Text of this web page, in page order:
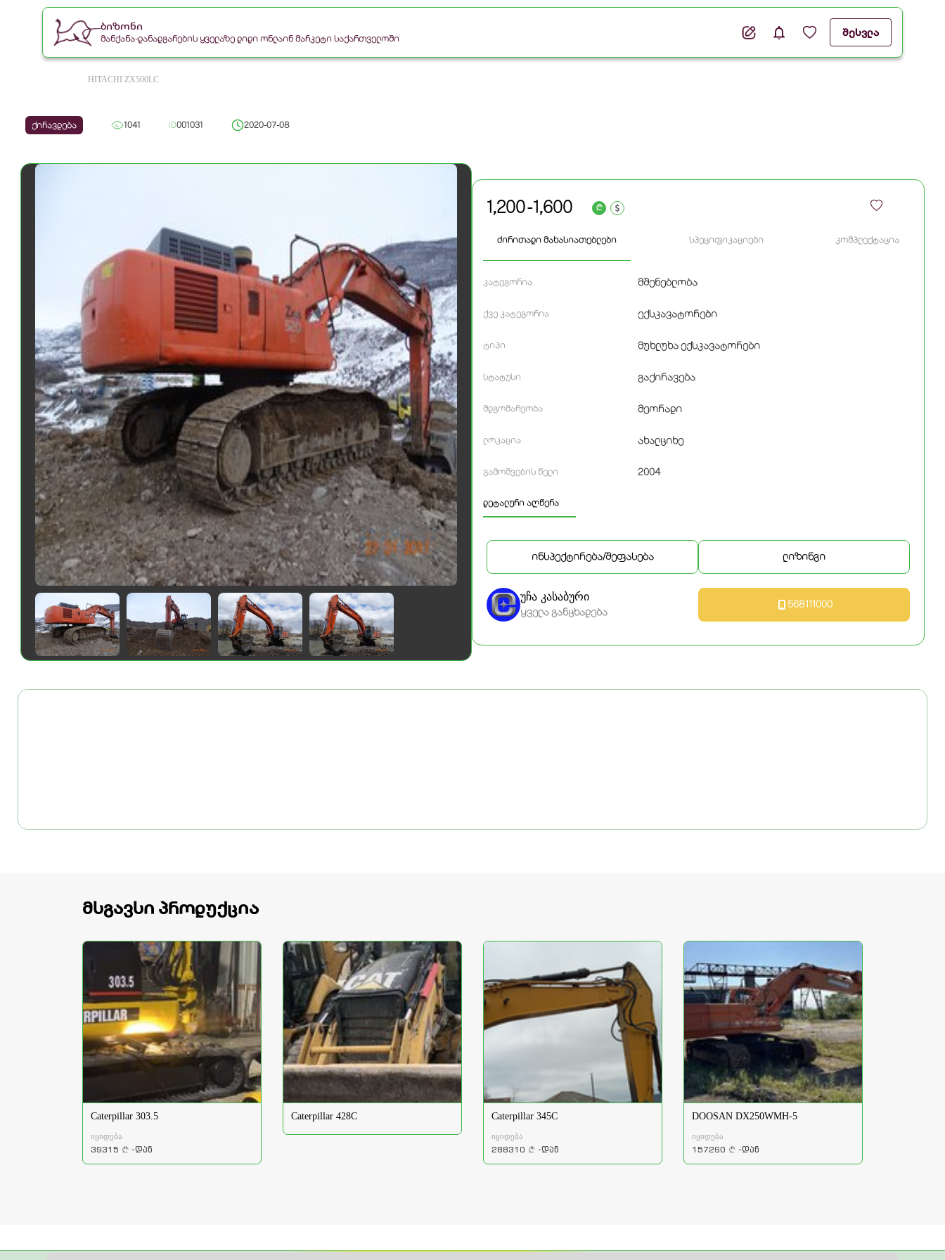
ბიზონი
მანქანა-დანადგარების ყველაზე დიდი ონლაინ მარკეტი საქართველოში
შესვლა
HITACHI ZX500LC
ქირავდება 1041 ID001031 2020-07-08
1,200 - 1,600 a
ძირითადი მახასიათებლები სპეციფიკაციები კომპლექტაცია
კატეგორია მშენებლობა
ქვე კატეგორია ექსკავატორები
ტიპი მუხლუხა ექსკავატორები
სტატუსი გაქირავება
მდგომარეობა მეორადი
ლოკაცია ახალციხე
გამოშვების წელი 2004
დეტალური აღწერა
ინსპექტირება/შეფასება ლიზინგი
უჩა კასაბური
ყველა განცხადება
568111000
მსგავსი პროდუქცია
Caterpillar 303.5
იყიდება
39315 a -დან
Caterpillar 428C Caterpillar 345C
იყიდება
288310 a -დან
DOOSAN DX250WMH-5
იყიდება
157260 a -დან